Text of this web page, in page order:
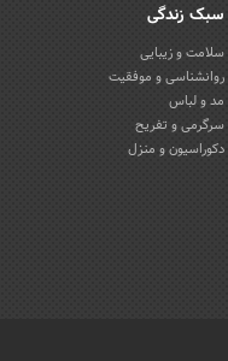
سبک زندگی
سلامت و زیبایی
روانشناسی و موفقیت
مد و لباس
سرگرمی و تفریح
دکوراسیون و منزل